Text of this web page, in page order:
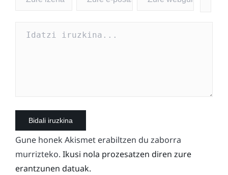
Gune honek Akismet erabiltzen du zaborra
murrizteko. Ikusi nola prozesatzen diren zure
erantzunen datuak.